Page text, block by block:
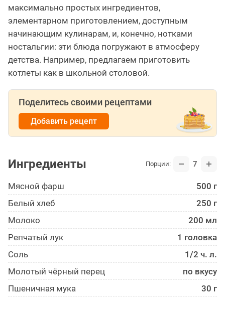
максимально простых ингредиентов,
элементарном приготовлением, доступным
начинающим кулинарам, и, конечно, нотками
ностальгии: эти блюда погружают в атмосферу
детства. Например, предлагаем приготовить
котлеты как в школьной столовой.
Поделитесь своими рецептами
Добавить рецепт
Ингредиенты Порции: 7
Мясной фарш
500 г
Белый хлеб
250 г
Молоко
200 мл
Репчатый лук
1 головка
Соль
1/2 ч. л.
Молотый чёрный перец
по вкусу
Пшеничная мука
30 г